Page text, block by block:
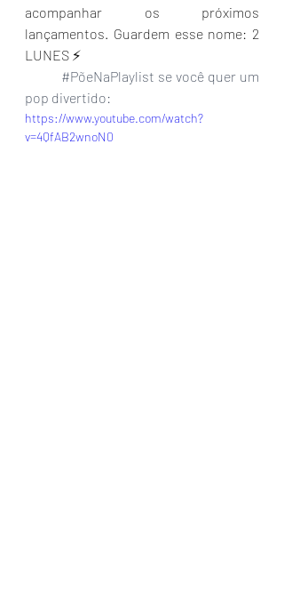
acompanhar os próximos
lançamentos. Guardem esse nome: 2
LUNES ⚡️
#PõeNaPlaylist se você quer um
pop divertido:
https://www.youtube.com/watch?
v=4QfAB2wnoN0